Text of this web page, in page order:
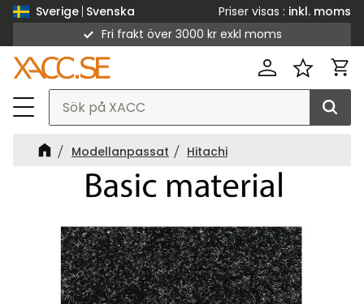
Sverige Svenska Priser visas
inkl. moms
Fri frakt över 3000 kr exkl moms
Modellanpassat Hitachi